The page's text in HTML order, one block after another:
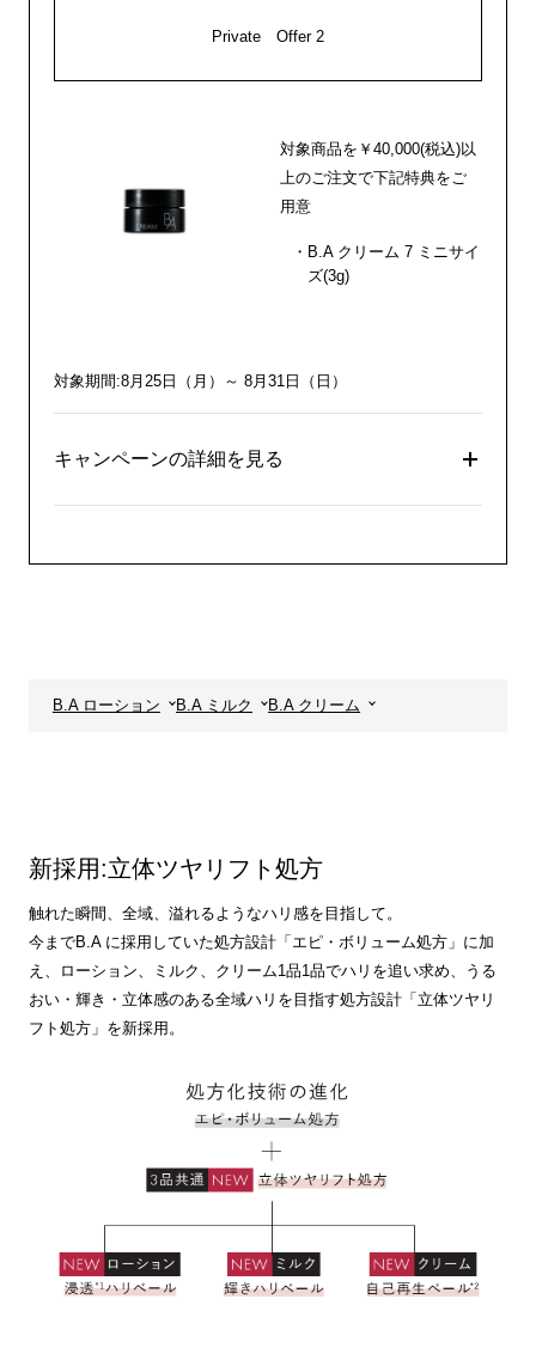
Private Offer 2
対象商品を￥40,000(税込)以
上のご注文で下記特典をご
用意
B.A クリーム 7 ミニサイ
ズ(3g)
対象期間:8月25日（月）～ 8月31日（日）
キャンペーンの詳細を見る
B.A ローション B.A ミルク B.A クリーム
新採用:立体ツヤリフト処方
触れた瞬間、全域、溢れるようなハリ感を目指して。
今までB.A に採用していた処方設計「エピ・ボリューム処方」に加
え、ローション、ミルク、クリーム1品1品でハリを追い求め、うる
おい・輝き・立体感のある全域ハリを目指す処方設計「立体ツヤリ
フト処方」を新採用。